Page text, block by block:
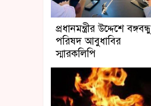
প্রধানমন্ত্রীর উদ্দেশে বঙ্গবন্ধু
পরিষদ আবুধাবির
স্মারকলিপি